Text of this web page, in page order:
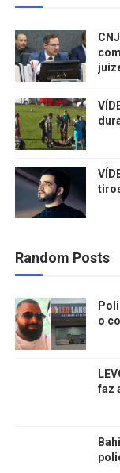
Random Posts
o
faz